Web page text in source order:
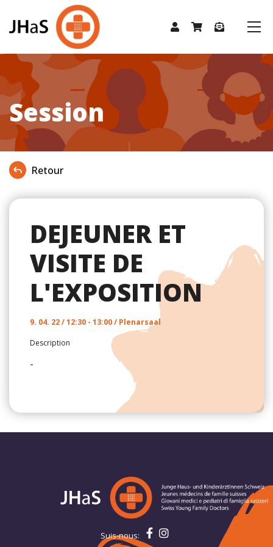
Session
Retour
DEJEUNER ET
VISITE DE
L'EXPOSITION
9. 04. 22 / 12:30 - 13:00 / Plenarsaal
Description
-
Suis-nous: